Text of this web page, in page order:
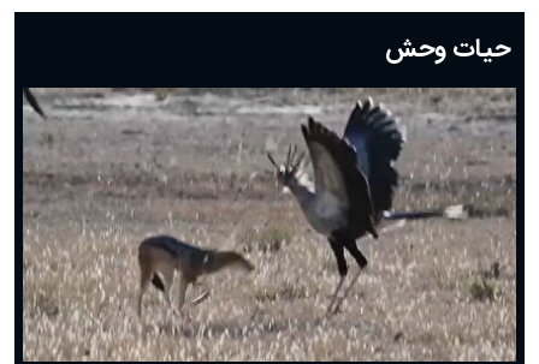
دعای روز بیستم ماه رمضان؛ ۱۹ اسفند ۱۴۰۴
دعای روز هشتم ماه مبارک رمضان؛ ۷ اسفند ماه ۱۴۰۴
دعای روز هفتم ماه رمضان؛ ۶ اسفند ۱۴۰۴
دعای روز ششم ماه رمضان؛ ۵ اسفند ۱۴۰۴
دعای روز پنجم ماه رمضان؛ ۴ اسفند ۱۴۰۴
دعای روز چهارم ماه مبارک رمضان؛ ۳ اسفند ۱۴۰۴
دعای روز سوم ماه مبارک رمضان؛ ۱۴ اسفند ۱۴۰۴
دعای روز دوم ماه مبارک رمضان ۱ اسفند ماه ۱۴۰۴
دعای روز اول ماه مبارک رمضان، ۳۰ بهمن ۱۴۰۴
حضرت زینب(س) چگونه از دنیا رفت؟
بهترین پیامک تبریک روز پدر ۱۴۰۴؛ جملات زیبا و صمیمانه
حیات وحش